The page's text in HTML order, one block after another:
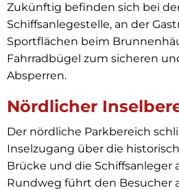
Zukünftig befinden sich bei
Schiffsanlegestelle, an der
Sportflächen beim
Fahrradbügel zum sicheren
Absperren.
Nördlicher
Der nördliche Parkbereich
Inselzugang über die
Brücke und die Schiffsanleger
Rundweg führt den Besucher